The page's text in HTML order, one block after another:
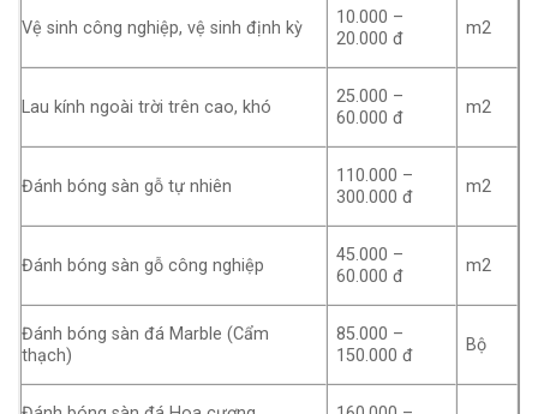
Vệ sinh công nghiệp, vệ sinh định kỳ
10.000 –
20.000 đ
m2
Lau kính ngoài trời trên cao, khó
25.000 –
60.000 đ
m2
Đánh bóng sàn gỗ tự nhiên
110.000 –
300.000 đ
m2
Đánh bóng sàn gỗ công nghiệp
45.000 –
60.000 đ
m2
Đánh bóng sàn đá Marble (Cẩm
thạch)
85.000 –
150.000 đ
Bộ